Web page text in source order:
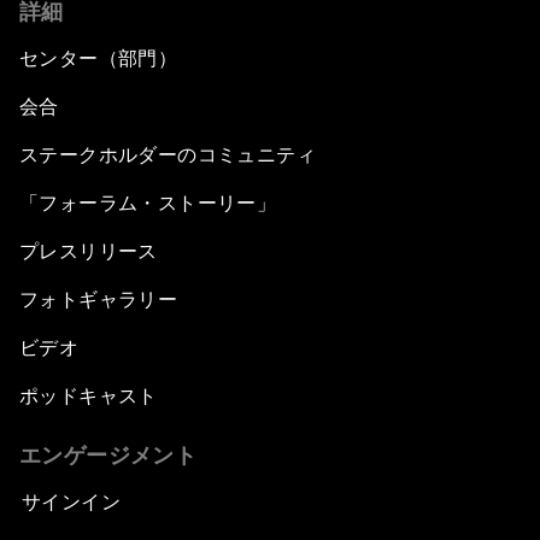
詳細
センター（部門）
会合
ステークホルダーのコミュニティ
「フォーラム・ストーリー」
プレスリリース
フォトギャラリー
ビデオ
ポッドキャスト
エンゲージメント
サインイン